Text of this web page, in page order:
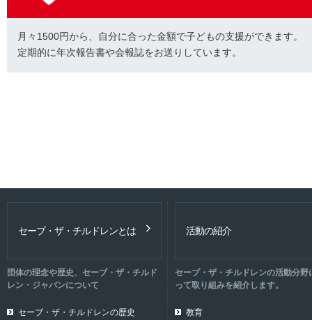
月々1500円から、自分に合った金額で子どもの支援ができます。
定期的に年次報告書や会報誌をお送りしています。
セーブ・ザ・チルドレンとは
団体の理念や歴史、セーブ・ザ・チルド
レン・ジャパンについて
セーブ・ザ・チルドレンの歴史
活動の紹介
セーブ・ザ・チルドレンの活動分野
って取り組みを紹介します。
教育